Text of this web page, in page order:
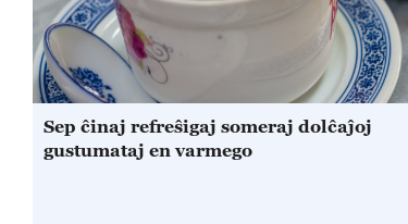
Sep ĉinaj refreŝigaj someraj dolĉaĵoj
gustumataj en varmego